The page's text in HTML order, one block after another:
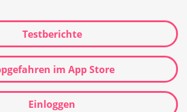
Testberichte
im App Store
Einloggen